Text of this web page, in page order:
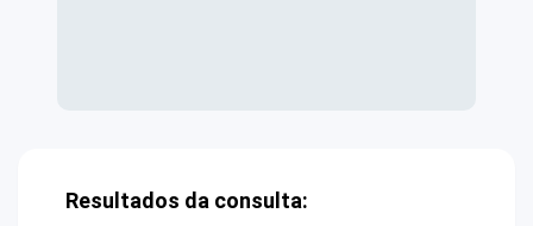
Resultados da consulta: